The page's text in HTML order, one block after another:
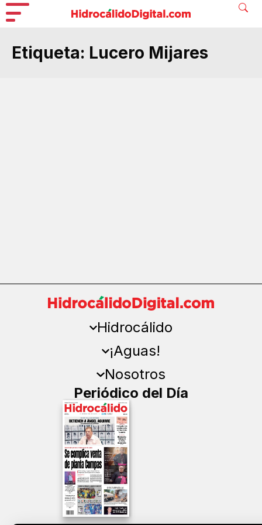
Etiqueta: Lucero Mijares
Hidrocálido
¡Aguas!
Nosotros
Periódico del Día